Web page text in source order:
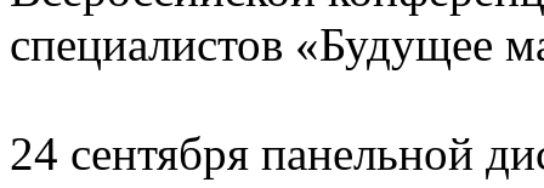
специалистов «Будущее
24 сентября панельной